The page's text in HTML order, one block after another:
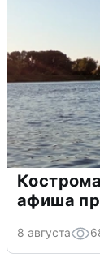
афиша
8 августа